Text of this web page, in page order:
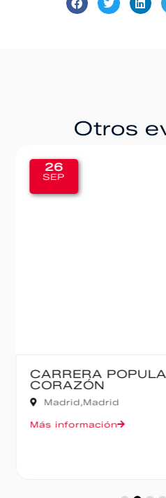
Otros
IBERCAJA
MADRID –
Madrid,
Más información